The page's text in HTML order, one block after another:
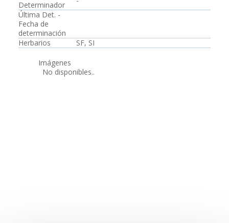
Determinador
Última Det. -
Fecha de
determinación
Herbarios
SF, SI
Imágenes
No disponibles..